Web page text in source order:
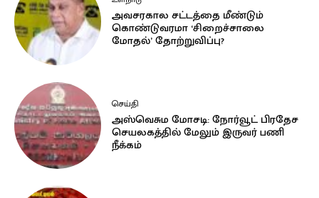
அவசரகால சட்டத்தை மீண்டும்
கொண்டுவரமா ‘சிறைச்சாலை
மோதல்’ தோற்றுவிப்பு?
செய்தி
அஸ்வெசும மோசடி: நோர்வூட் பிரதேச
செயலகத்தில் மேலும் இருவர் பணி
நீக்கம்